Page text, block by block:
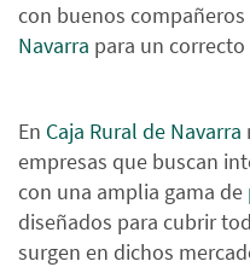
con buenos
Navarra para un
En Caja Rural de Navarra
empresas que buscan
con una amplia gama de
diseñados para cubrir
surgen en dichos